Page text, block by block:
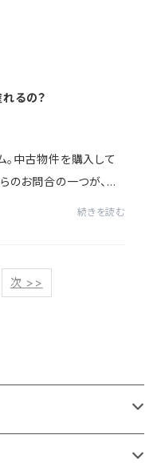
るの？
。中古物件を購入して
のお問合の一つが、既
のか？せっかくのこの
続きを読む
次 >>